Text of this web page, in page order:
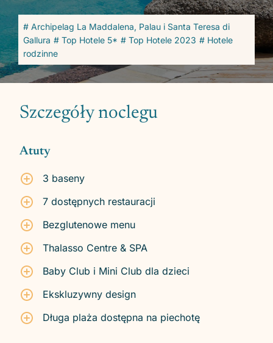
# Archipelag La Maddalena, Palau i Santa Teresa di
Gallura # Top Hotele 5* # Top Hotele 2023 # Hotele
rodzinne
Szczegóły noclegu
Atuty
3 baseny
7 dostępnych restauracji
Bezglutenowe menu
Thalasso Centre & SPA
Baby Club i Mini Club dla dzieci
Ekskluzywny design
Długa plaża dostępna na piechotę